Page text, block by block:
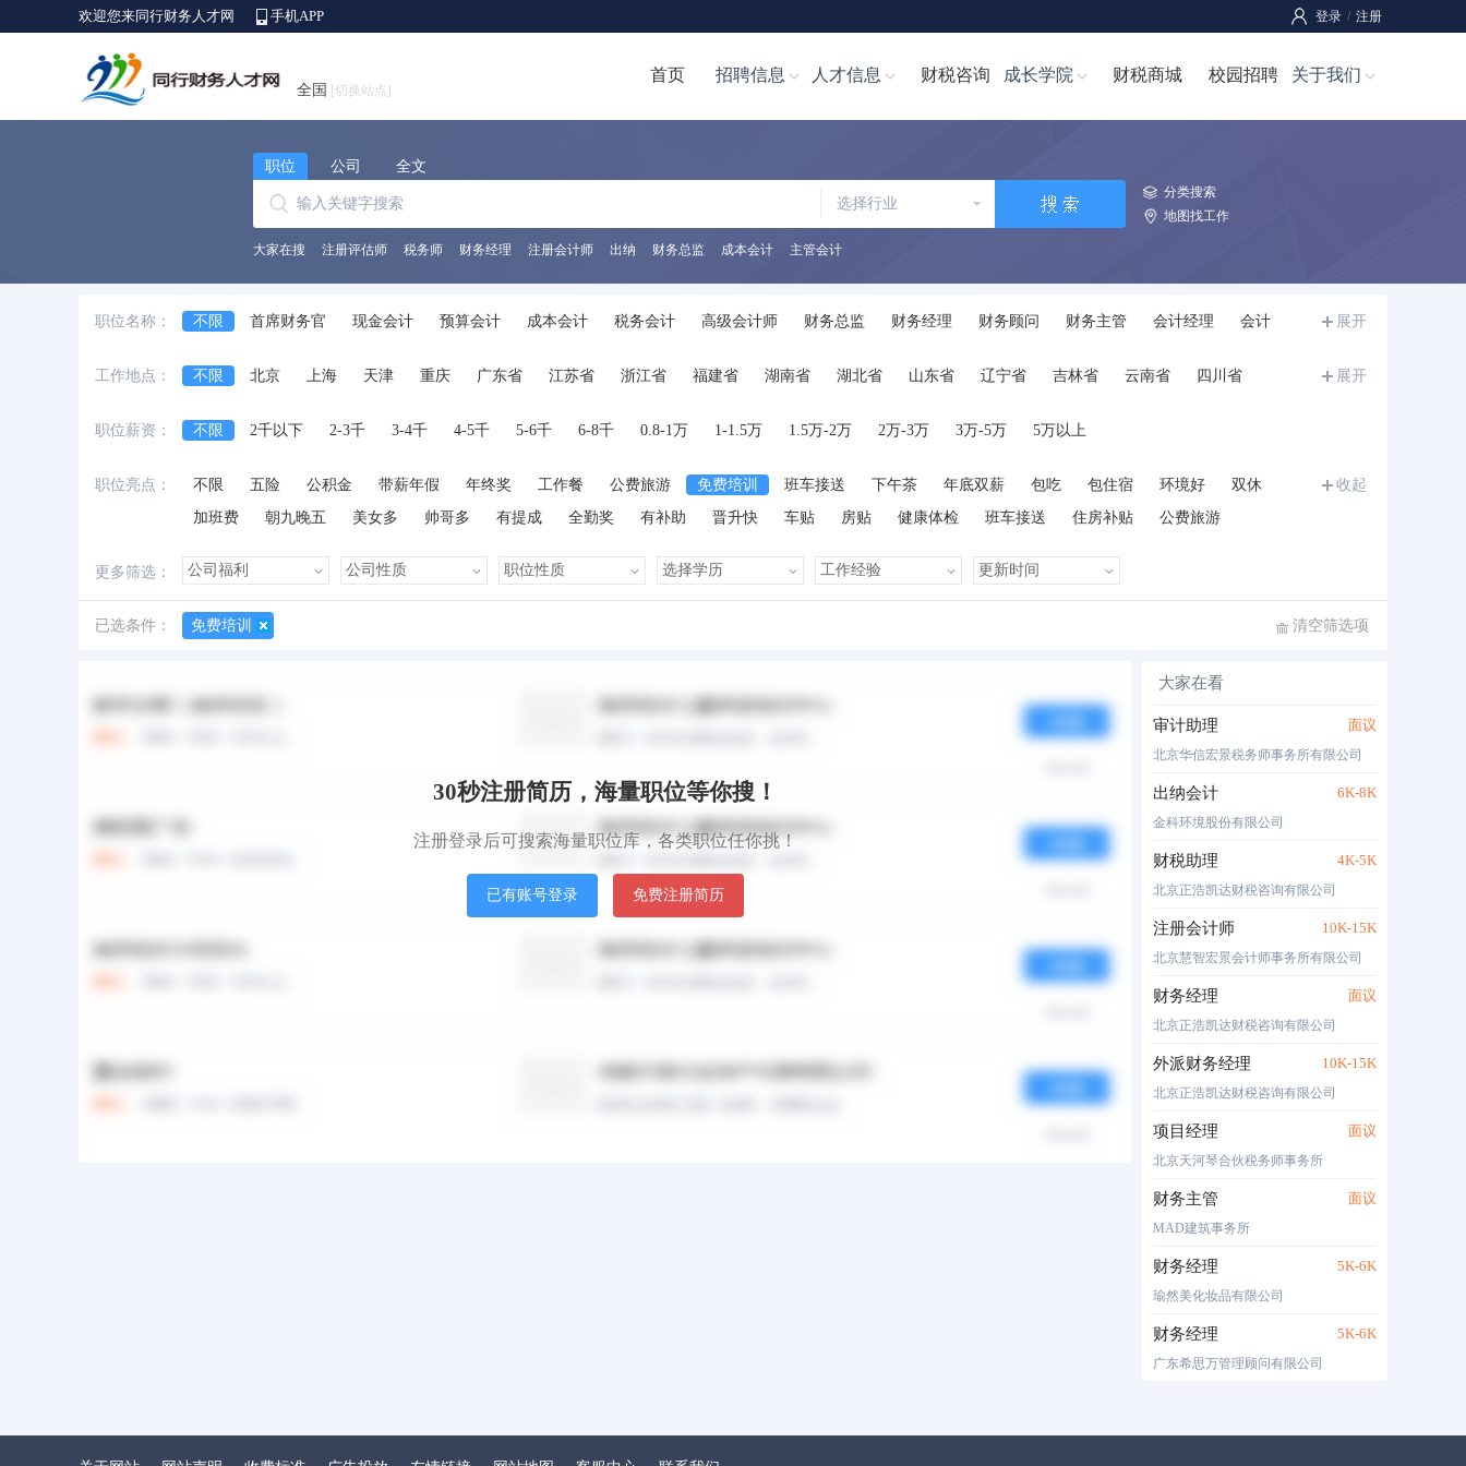
欢迎您来同行财务人才网 手机APP 登录 / 注册
全国 [切换站点]
首页 招聘信息 人才信息 财税咨询 成长学院 财税商城 校园招聘 关于我们
职位 公司 全文
选择行业
分类搜索
地图找工作
大家在搜 注册评估师 税务师 财务经理 注册会计师 出纳 财务总监 成本会计 主管会计
职位名称： 不限 首席财务官 现金会计 预算会计 成本会计 税务会计 高级会计师 财务总监 财务经理 财务顾问 财务主管 会计经理
会计
中级会计师
审计经理/主管 审计专员/助理 税务经理 税务专员/助理 统计员 其他职位
展开
工作地点： 不限 北京 上海 天津 重庆 广东省 江苏省 浙江省 福建省 湖南省 湖北省 山东省 辽宁省 吉林省 云南省
四川省
台湾省
香港
展开
职位薪资： 不限 2千以下 2-3千 3-4千 4-5千 5-6千 6-8千 0.8-1万 1-1.5万 1.5万-2万 2万-3万 3万-5万 5万以上
职位亮点： 不限 五险 公积金 带薪年假 年终奖 工作餐 公费旅游 免费培训 班车接送 下午茶 年底双薪 包吃 包住宿 环境好
双休
加班费
朝九晚五 美女多 帅哥多 有提成 全勤奖 有补助 晋升快 车贴 房贴 健康体检 班车接送 住房补贴 公费旅游
收起
更多筛选：
已选条件： 免费培训 清空筛选项
30秒注册简历，海量职位等你搜！
注册登录后可搜索海量职位库，各类职位任你挑！
已有账号登录 免费注册简历
大家在看
审计助理 面议
北京华信宏景税务师事务所有限公司
出纳会计 6K-8K
金科环境股份有限公司
财税助理 4K-5K
北京正浩凯达财税咨询有限公司
注册会计师 10K-15K
北京慧智宏景会计师事务所有限公司
财务经理 面议
北京正浩凯达财税咨询有限公司
外派财务经理 10K-15K
北京正浩凯达财税咨询有限公司
项目经理 面议
北京天河琴合伙税务师事务所
财务主管 面议
MAD建筑事务所
财务经理 5K-6K
瑜然美化妆品有限公司
财务经理 5K-6K
广东希思万管理顾问有限公司